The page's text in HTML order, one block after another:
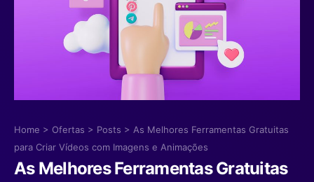
Home > Ofertas > Posts > As Melhores Ferramentas Gratuitas
para Criar Vídeos com Imagens e Animações
As Melhores Ferramentas Gratuitas